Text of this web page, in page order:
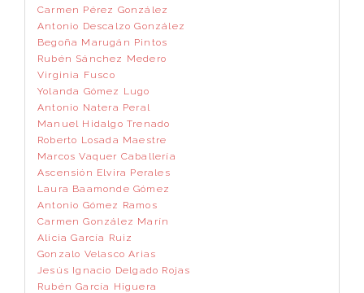
Carmen Pérez González
Antonio Descalzo González
Begoña Marugán Pintos
Rubén Sánchez Medero
Virginia Fusco
Yolanda Gómez Lugo
Antonio Natera Peral
Manuel Hidalgo Trenado
Roberto Losada Maestre
Marcos Vaquer Caballería
Ascensión Elvira Perales
Laura Baamonde Gómez
Antonio Gómez Ramos
Carmen González Marín
Alicia García Ruiz
Gonzalo Velasco Arias
Jesús Ignacio Delgado Rojas
Rubén García Higuera